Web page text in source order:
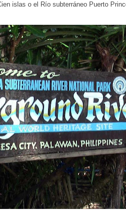
islas o el Río subterráneo Puerto